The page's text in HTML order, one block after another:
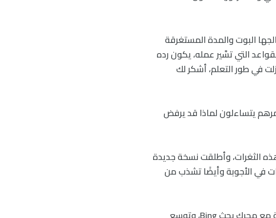
البوت والمدة المستغرقة
التي تسَّير عمله، يكون رده
في طور التعلم، أشكر لك
يتساءلون لماذا قد يرفض
الثغرات، وأطلقت نسخة جديدة
في الأجوبة وأيضًا تشذب من